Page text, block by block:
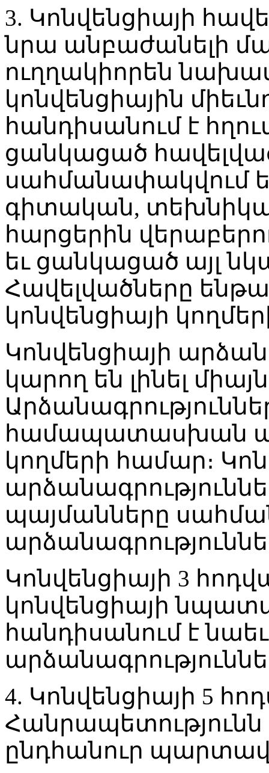
3. Կոնվենցիայի
նրա անբաժանելի
ուղղակիորեն
կոնվենցիային
հանդիսանում է
ցանկացած
սահմանափակվում
գիտական,
հարցերին
եւ ցանկացած այլ
Հավելվածները
կոնվենցիայի
Կոնվենցիայի
կարող են լինել
համապատասխան
կողմերի համար։
պայմանները
Կոնվենցիայի 3
կոնվենցիայի
հանդիսանում է
4. Կոնվենցիայի 5
Հանրապետությունն
ընդհանուր